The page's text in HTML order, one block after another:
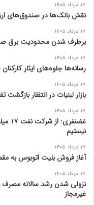
۱۷ مرداد ۱۴۰۵
نقش بانک‌ها در صندوق‌های
۱۷ مرداد ۱۴۰۵
برطرف شدن محدودیت‌ برق
۱۷ مرداد ۱۴۰۵
رسانه‌ها جلوه‌های ایثار
۱۷ مرداد ۱۴۰۵
بازار لبنیات در انتظار
۱۷ مرداد ۱۴۰۵
نیستیم
۱۷ مرداد ۱۴۰۵
آغاز فروش بلیت اتوبوس به
۱۷ مرداد ۱۴۰۵
نزولی شدن رشد سالانه مصرف
غیرمجاز